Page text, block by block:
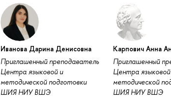
Иванова Дарина Денисовна
Приглашенный преподаватель
Центра языковой и
методической подготовки
ШИЯ НИУ ВШЭ
Карпович Анна
Приглашенный
Центра
методической
ШИЯ НИУ ВШЭ